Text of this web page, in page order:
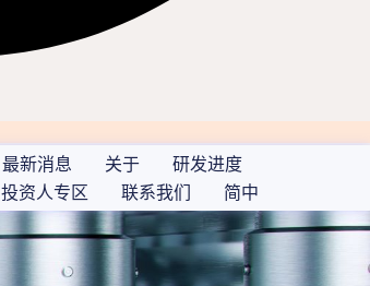
最新消息 关于
研发进度
投资人专区
联系我们 简中